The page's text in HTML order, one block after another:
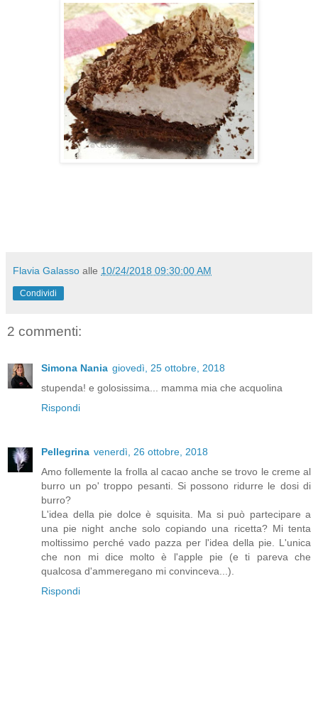
Flavia Galasso alle 10/24/2018 09:30:00 AM
Condividi
2 commenti:
Simona Nania giovedì, 25 ottobre, 2018
stupenda! e golosissima... mamma mia che acquolina
Rispondi
Pellegrina venerdì, 26 ottobre, 2018
Amo follemente la frolla al cacao anche se trovo le creme al
burro un po' troppo pesanti. Si possono ridurre le dosi di
burro?
L'idea della pie dolce è squisita. Ma si può partecipare a
una pie night anche solo copiando una ricetta? Mi tenta
moltissimo perché vado pazza per l'idea della pie. L'unica
che non mi dice molto è l'apple pie (e ti pareva che
qualcosa d'ammeregano mi convinceva...).
Rispondi